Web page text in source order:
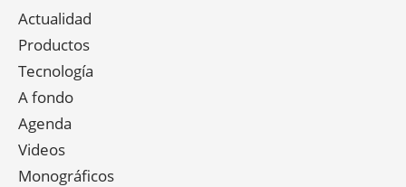
Actualidad
Productos
Tecnología
A fondo
Agenda
Videos
Monográficos